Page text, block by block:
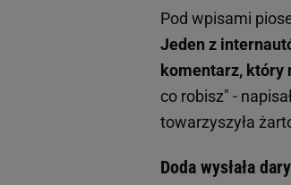
Pod wpisami
Jeden z
komentarz, który
co robisz" -
towarzyszyła
Doda wysłała